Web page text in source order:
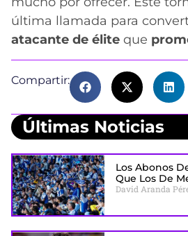
última llamada para
atacante de élite que
Compartir:
Últimas Noticias
Los Abonos
Que Los De
David Aranda